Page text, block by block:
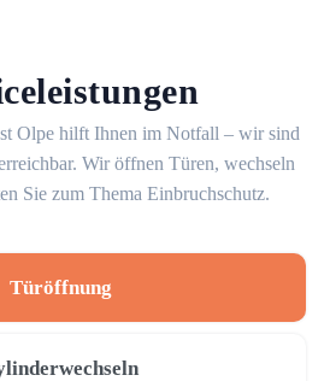
Olpe hilft Ihnen im Notfall – wir sind
Wir öffnen Türen, wechseln
Sie zum Thema Einbruchschutz.
Türöffnung